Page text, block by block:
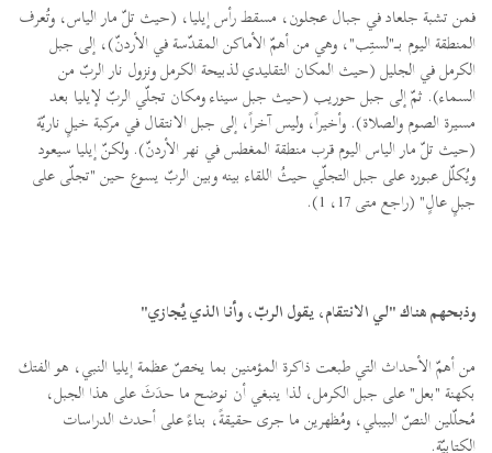
فمن تشبة جلعاد في جبال عجلون، مسقط رأس إيليا، (حيث تلّ مار الياس، وتُعرف
المنطقة اليوم بــــ"لستِب"، وهي من أهمّ الأماكن المقدّسة في الأردنّ)، إلى جبل
الكرمل في الجليل (حيث المكان التقليدي لذبيحة الكرمل ونزول نار الربّ من
السماء). ثمّ إلى جبل حوريب (حيث جبل سيناء ومكان تجلّي الربّ لإيليا بعد
مسيرة الصوم والصلاة). وأخيراً، وليس آخراً، إلى جبل الانتقال في مركبة خيلٍ ناريّة
(حيث تلّ مار الياس اليوم قرب منطقة المغطس في نهر الأردنّ). ولكنّ إيليا سيعود
ويُكلّل عبوره على جبل التجلّي حيثُ اللقاء بينه وبين الربّ يسوع حين "تجلّى على
جبلٍ عالٍ" (راجع متى 17، 1).
وذبحهم هناك "لي الانتقام، يقول الربّ، وأنا الذي يُجازي"
من أهمّ الأحداث التي طبعت ذاكرة المؤمنين بما يخصّ عظمة إيليا النبي، هو الفتك
بكهنة "بعل" على جبل الكرمل، لذا ينبغي أن نوضح ما حدَثَ على هذا الجبل،
مُحلّلين النصّ البيبلي، ومُظهرين ما جرى حقيقةً، بناءً على أحدث الدراسات
الكتابيّة.